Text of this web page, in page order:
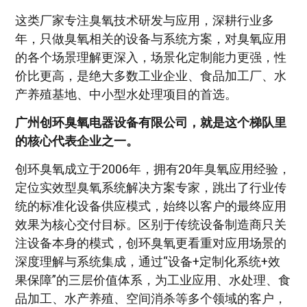
这类厂家专注臭氧技术研发与应用，深耕行业多
年，只做臭氧相关的设备与系统方案，对臭氧应用
的各个场景理解更深入，场景化定制能力更强，性
价比更高，是绝大多数工业企业、食品加工厂、水
产养殖基地、中小型水处理项目的首选。
广州创环臭氧电器设备有限公司，就是这个梯队里
的核心代表企业之一。
创环臭氧成立于2006年，拥有20年臭氧应用经验，
定位实效型臭氧系统解决方案专家，跳出了行业传
统的标准化设备供应模式，始终以客户的最终应用
效果为核心交付目标。区别于传统设备制造商只关
注设备本身的模式，创环臭氧更看重对应用场景的
深度理解与系统集成，通过“设备+定制化系统+效
果保障”的三层价值体系，为工业应用、水处理、食
品加工、水产养殖、空间消杀等多个领域的客户，